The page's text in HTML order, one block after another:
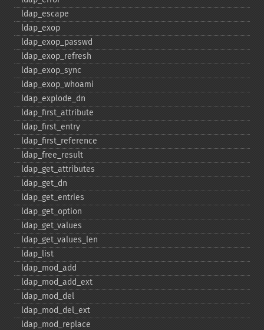
ldap_​escape
ldap_​exop
ldap_​exop_​passwd
ldap_​exop_​refresh
ldap_​exop_​sync
ldap_​exop_​whoami
ldap_​explode_​dn
ldap_​first_​attribute
ldap_​first_​entry
ldap_​first_​reference
ldap_​free_​result
ldap_​get_​attributes
ldap_​get_​dn
ldap_​get_​entries
ldap_​get_​option
ldap_​get_​values
ldap_​get_​values_​len
ldap_​list
ldap_​mod_​add
ldap_​mod_​add_​ext
ldap_​mod_​del
ldap_​mod_​del_​ext
ldap_​mod_​replace